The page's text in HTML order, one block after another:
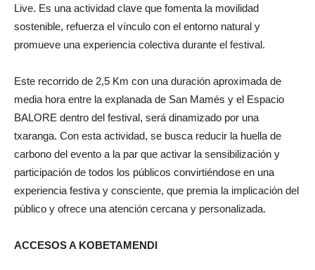
Live. Es una actividad clave que fomenta la movilidad
sostenible, refuerza el vínculo con el entorno natural y
promueve una experiencia colectiva durante el festival.
Este recorrido de 2,5 Km con una duración aproximada de
media hora entre la explanada de San Mamés y el Espacio
BALORE dentro del festival, será dinamizado por una
txaranga. Con esta actividad, se busca reducir la huella de
carbono del evento a la par que activar la sensibilización y
participación de todos los públicos convirtiéndose en una
experiencia festiva y consciente, que premia la implicación del
público y ofrece una atención cercana y personalizada.
ACCESOS A KOBETAMENDI